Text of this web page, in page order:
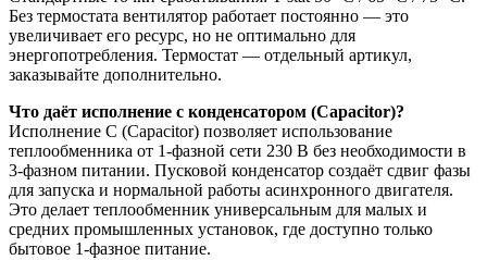
Без термостата вентилятор работает постоянно — это
увеличивает его ресурс, но не оптимально для
энергопотребления. Термостат — отдельный артикул,
заказывайте дополнительно.
Что даёт исполнение с конденсатором (Capacitor)?
Исполнение C (Capacitor) позволяет использование
теплообменника от 1-фазной сети 230 В без необходимости в
3-фазном питании. Пусковой конденсатор создаёт сдвиг фазы
для запуска и нормальной работы асинхронного двигателя.
Это делает теплообменник универсальным для малых и
средних промышленных установок, где доступно только
бытовое 1-фазное питание.